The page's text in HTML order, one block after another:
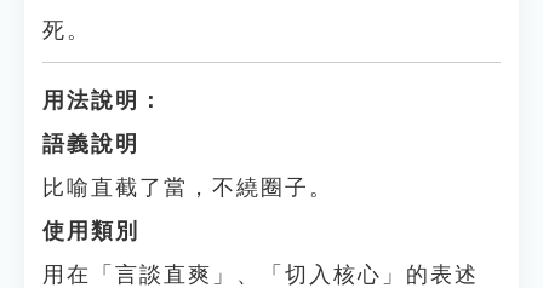
死。
用法說明：
語義說明
比喻直截了當，不繞圈子。
使用類別
用在「言談直爽」、「切入核心」的表述